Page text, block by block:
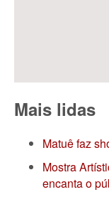
Mais lidas
Matuê faz
Mostra
encanta o